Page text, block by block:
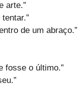
arte.”
de um abraço.”
fosse o último.”